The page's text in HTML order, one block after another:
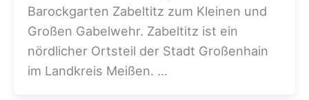
Barockgarten Zabeltitz zum Kleinen und
Großen Gabelwehr. Zabeltitz ist ein
nördlicher Ortsteil der Stadt Großenhain
im Landkreis Meißen. …